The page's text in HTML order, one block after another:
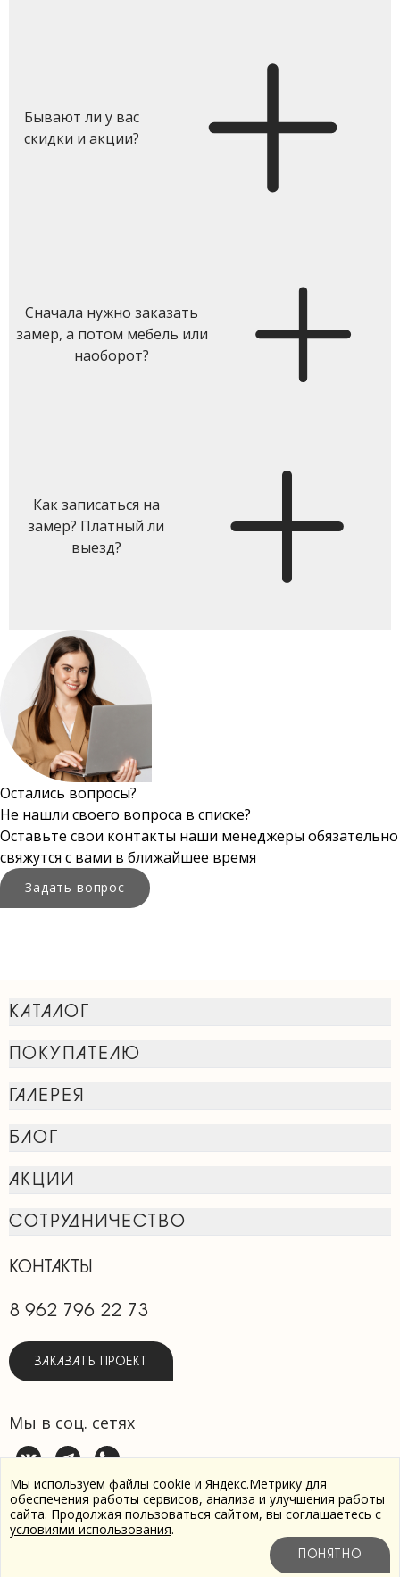
Бывают ли у вас
скидки и акции?
Сначала нужно заказать
замер, а потом мебель или
наоборот?
Как записаться на
замер? Платный ли
выезд?
Остались вопросы?
Не нашли своего вопроса в списке?
Оставьте свои контакты наши менеджеры обязательно
свяжутся с вами в ближайшее время
Задать вопрос
КАТАЛОГ
ПОКУПАТЕЛЮ
ГАЛЕРЕЯ
БЛОГ
АКЦИИ
СОТРУДНИЧЕСТВО
КОНТАКТЫ
8 962 796 22 73
ЗАКАЗАТЬ ПРОЕКТ
Мы в соц. сетях
Пользовательское соглашение
Политика обработки персональных данных
Мы используем файлы cookie и Яндекс.Метрику для
обеспечения работы сервисов, анализа и улучшения работы
сайта. Продолжая пользоваться сайтом, вы соглашаетесь с
условиями использования.
ПОНЯТНО